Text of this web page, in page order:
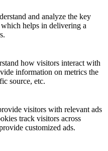
and analyze the key
helps in delivering a
how visitors interact with
information on metrics the
source, etc.
visitors with relevant ads
track visitors across
customized ads.